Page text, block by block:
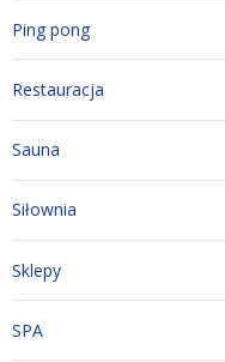
Ping pong
Restauracja
Sauna
Siłownia
Sklepy
SPA